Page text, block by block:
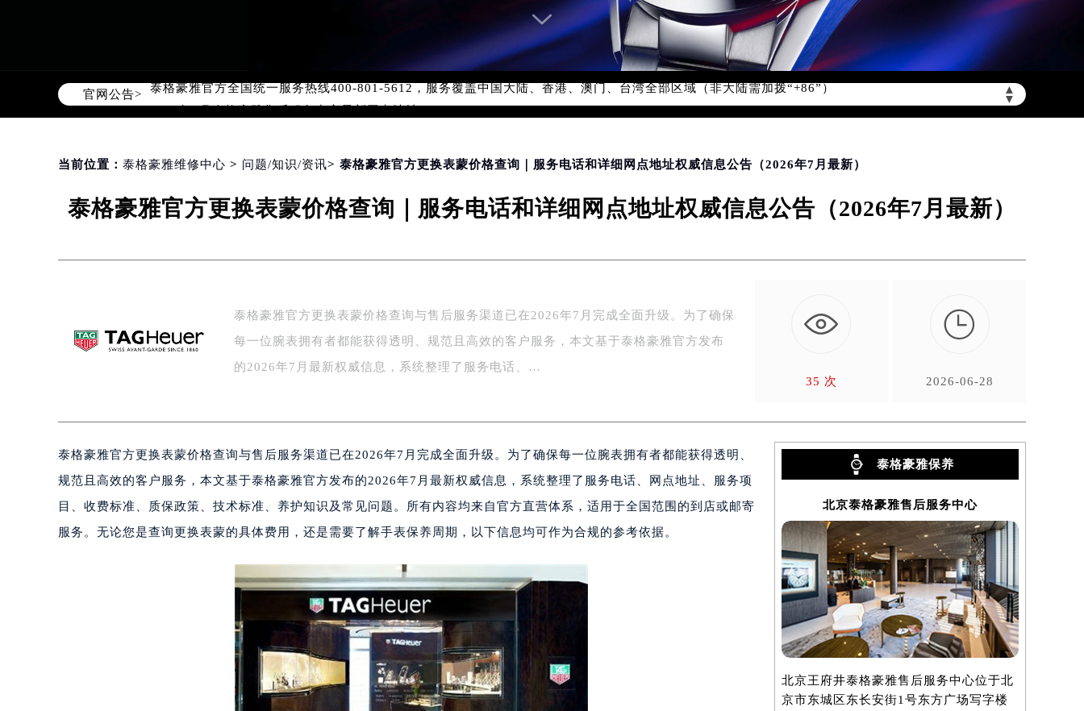
官网公告> ▲
▼
2026年8月泰格豪雅全国官方售后客户服务热线：400-801-5612
泰格豪雅官方全国统一服务热线400-801-5612，服务覆盖中国大陆、香港、澳门、台湾全部区域（非大陆需加拨“+86”）
2026年8月泰格豪雅售后服务中心最新网点地址：
北京市朝阳区建国门外大街甲6号华熙国际中心写字楼D座11层1102室（北京总部）（需提前预约）
天津市和平区赤峰道136号天津国际金融中心写字楼26层2603室（需提前预约）
上海市黄浦区南京东路299号宏伊国际广场写字楼8层806室（需提前预约）
盐城市盐都区世纪大道5号盐城金融城写字楼1号楼16层1604室（需提前预约）
泰州市海陵区永定东路399号置地商务中心东塔写字楼（华润万象城）17层1706室（需提前预约）
宁波市江北区大闸南路500号来福士广场办公楼20层2009室（需提前预约）
嘉兴市南湖区广益路705号嘉兴世界贸易中心写字楼A座13层1304室（需提前预约）
南昌市红谷滩新区红谷中大道998号绿地双子塔（中央广场）A1座办公楼14层07室（需提前预约）
济南市历下区经十路11111号华润中心写字楼（万象城）15层1508室（需提前预约）
广州市天河区天河路230号万菱汇国际中心写字楼A塔7层704室（需提前预约）
深圳市罗湖区深南东路5001号华润大厦写字楼17层1701室（需提前预约）
惠州市惠城区江北文昌一路7号华贸大厦写字楼1座30层05室（需提前预约）
厦门市思明区湖滨东路95号华润大厦写字楼B座11层1104室（需提前预约）
福州市鼓楼区五四路128-1号恒力城写字楼15层03室（需提前预约）
成都市锦江区人民东路6号SAC东原中心写字楼24层2406B室（需提前预约）
重庆市江北区观音桥步行街2号融恒时代广场写字楼9层902室（需提前预约）
长沙市芙蓉区定王台街道建湘路393号世茂环球金融中心写字楼（芙蓉广场）10层13室（需提前预约）
当前位置： 泰格豪雅维修中心 > 问题/知识/资讯> 泰格豪雅官方更换表蒙价格查询｜服务电话和详细网点地址权威信息公告（2026年7月最新）
泰格豪雅官方更换表蒙价格查询｜服务电话和详细网点地址权威信息公告（2026年7月最新）
泰格豪雅官方更换表蒙价格查询与售后服务渠道已在2026年7月完成全面升级。为了确保
每一位腕表拥有者都能获得透明、规范且高效的客户服务，本文基于泰格豪雅官方发布
的2026年7月最新权威信息，系统整理了服务电话、…
35 次

2026-06-28
泰格豪雅官方更换表蒙价格查询与售后服务渠道已在2026年7月完成全面升级。为了确保每一位腕表拥有者都能获得透明、
规范且高效的客户服务，本文基于泰格豪雅官方发布的2026年7月最新权威信息，系统整理了服务电话、网点地址、服务项
目、收费标准、质保政策、技术标准、养护知识及常见问题。所有内容均来自官方直营体系，适用于全国范围的到店或邮寄
服务。无论您是查询更换表蒙的具体费用，还是需要了解手表保养周期，以下信息均可作为合规的参考依据。
泰格豪雅保养
北京泰格豪雅售后服务中心
北京王府井泰格豪雅售后服务中心位于北
京市东城区东长安街1号东方广场写字楼